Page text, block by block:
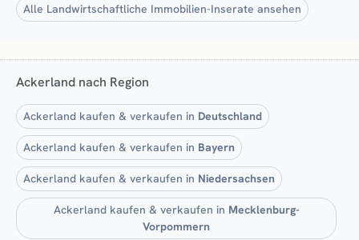
Alle Landwirtschaftliche Immobilien-Inserate ansehen
Ackerland nach Region
Ackerland kaufen & verkaufen in Deutschland
Ackerland kaufen & verkaufen in Bayern
Ackerland kaufen & verkaufen in Niedersachsen
Ackerland kaufen & verkaufen in Mecklenburg-
Vorpommern